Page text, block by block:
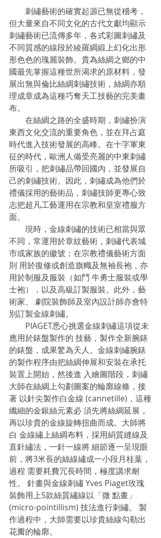
刺繡藝術的確實起源已無從稽考，
但大量來自不同文化的古代文獻均顯示
刺繡藝術已流傳多年，各式彩圖刺繡及
不同質感的線段於綾羅綢緞上幻化出形
形色色的瑰麗裝飾。貴為絲綢之鄉的中
國最先掌握這種世所渴求的原材料，發
展出無與倫比絲綢刺繡技術，絲綢亦順
理成章成為這種巧奪天工技藝的完美畫
布。
在絲綢之路的全盛時期，刺繡扮演
東西文化交流的重要角色，並在拜占庭
時代進入技術發展的高峰。在十字軍東
征的時代，歐洲人備受亮麗的中東刺繡
所吸引，把刺繡品帶回國內，並發展自
己的刺繡技術。因此，刺繡成為他們於
禮儀採用的藝術品，刺繡技師更專心致
志把超凡工藝運用在宗教和皇室禮服方
面。
現時，金線刺繡的技術已相當與眾
不同，常運用於章紋藝術，刺繡代表城
市或家族的徽號；在宗教禮儀藝術方面
則 用於復修或創造旗幟及無袖長袍，亦
用於制服及服裝（如鬥 牛勇士服裝或學
士袍），以及高級訂製服裝。此外，藝
術家、 劇院裝飾師及室內設計師亦會特
別訂製金線刺繡。
PIAGET悉心挑選金線刺繡這項從未
應用於錶盤製作的 技藝，製作全新腕錶
的錶盤，成果驚為天人。金線刺繡腕錶
的製作程序由把絲綢伸展和安裝在承托
裝置上開始，然後進 入繪圖階段，刺繡
大師在絲綢上勾劃圖案的輪廓線條，接
著 以針尖製作白金線 (cannetille)，這種
纖細的金銀絲元素必 須先將絲綢延展，
再以珍貴的金線旋轉扭曲而成。大師將
白 金線繡上絲綢布料，採用絹質縫線及
直針繡法，一針一線將 細節逐一呈現眼
前，將3米長的絲線繡成一小段月桂葉，
過程 需要耗費冗長時間，極度講求耐
性。 針畫與金線刺繡 Yves Piaget玫瑰
裝飾用上5款絲質繡線以「微 點畫」
(micro-pointillism) 技法進行刺繡。 製
作過程中，大師需要以珍貴絲線勾勒出
花瓣的輪廓。